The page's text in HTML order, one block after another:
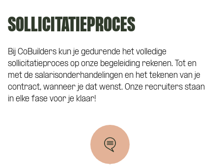
SOLLICITATIEPROCES
Bij CoBuilders kun je gedurende het volledige
sollicitatieproces op onze begeleiding rekenen. Tot en
met de salarisonderhandelingen en het tekenen van je
contract, wanneer je dat wenst. Onze recruiters staan
in elke fase voor je klaar!